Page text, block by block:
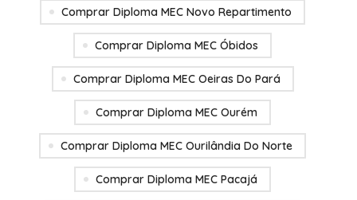
Comprar Diploma MEC Novo Repartimento
Comprar Diploma MEC Óbidos
Comprar Diploma MEC Oeiras Do Pará
Comprar Diploma MEC Ourém
Comprar Diploma MEC Ourilândia Do Norte
Comprar Diploma MEC Pacajá